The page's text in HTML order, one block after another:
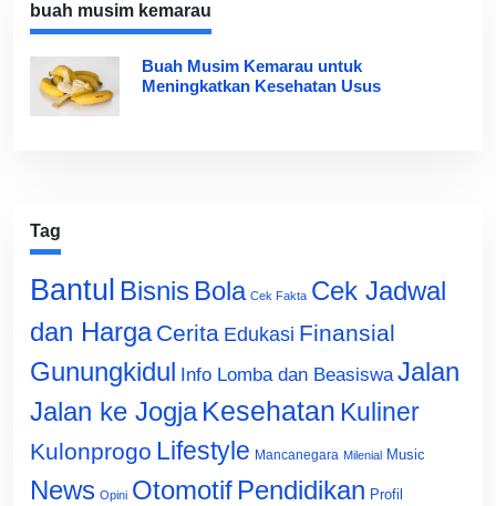
buah musim kemarau
Buah Musim Kemarau untuk
Meningkatkan Kesehatan Usus
Tag
Bantul Bisnis Bola Cek Fakta Cek Jadwal
dan Harga Cerita Edukasi Finansial
Gunungkidul Info Lomba dan Beasiswa Jalan
Jalan ke Jogja Kesehatan Kuliner
Kulonprogo Lifestyle Mancanegara Milenial Music
News Opini Otomotif Pendidikan Profil